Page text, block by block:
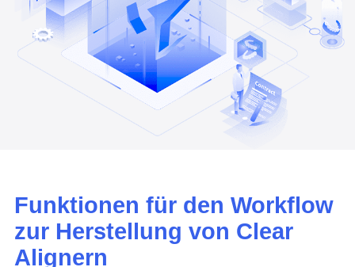
Funktionen für den Workflow
zur Herstellung von Clear
Alignern